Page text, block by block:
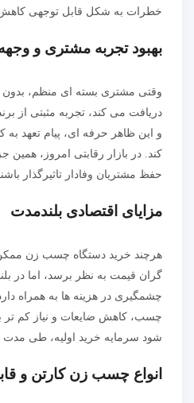
خطرات به شکل قابل توجهی کاهش
بهبود تجربه مشتری و
وقتی مشتری بسته ای منظم،
دریافت می کند، تجربه مثبتی از
و این ظاهر حرفه ای، پیام تعهد
کند. در بازار رقابتی امروز، همین
حفظ مشتریان وفادار تاثیرگذار
مزایای اقتصادی بلندمدت
هرچند خرید دستگاه چسب زن ممکن
گران قیمت به نظر برسد، اما در
چشمگیری در هزینه ها به همراه
چسب، کاهش ضایعات و نیاز کم تر
شود سرمایه خرید اولیه، طی مدت
انواع چسب زن کارتن و